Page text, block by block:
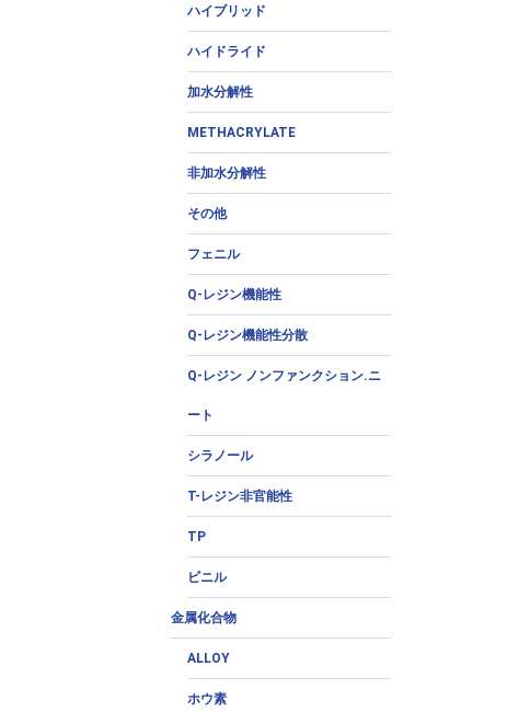
ハイブリッド
ハイドライド
加水分解性
METHACRYLATE
非加水分解性
その他
フェニル
Q-レジン機能性
Q-レジン機能性分散
Q-レジン ノンファンクション.ニ
ート
シラノール
T-レジン非官能性
TP
ビニル
金属化合物
ALLOY
ホウ素